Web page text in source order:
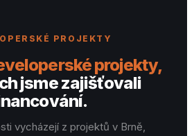
PROJEKTY
projekty,
jsme zajišťovali
vycházejí z projektů v Brně,